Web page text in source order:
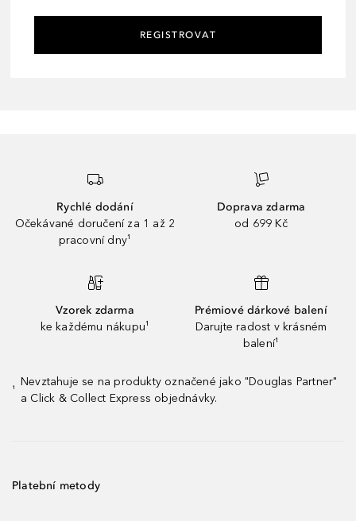
REGISTROVAT
Rychlé dodání
Očekávané doručení za 1 až 2
pracovní dny¹
Doprava zdarma
od 699 Kč
Vzorek zdarma
ke každému nákupu¹
Prémiové dárkové balení
Darujte radost v krásném
balení¹
¹
Nevztahuje se na produkty označené jako "Douglas Partner"
a Click & Collect Express objednávky.
Platební metody